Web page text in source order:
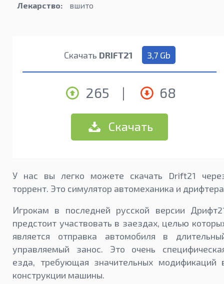
Лекарство: вшито
Скачать DRIFT21 3,7 Gb
265 | 68
Скачать
У нас вы легко можете скачать Drift21
торрент. Это симулятор автомеханика и
Игрокам в последней русской версии
предстоит участвовать в заездах, целью
является отправка автомобиля в
управляемый занос. Это очень
езда, требующая значительных модификаций
конструкции машины.